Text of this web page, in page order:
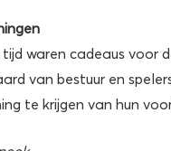
waren cadeaus voor
van bestuur en
te krijgen van hun